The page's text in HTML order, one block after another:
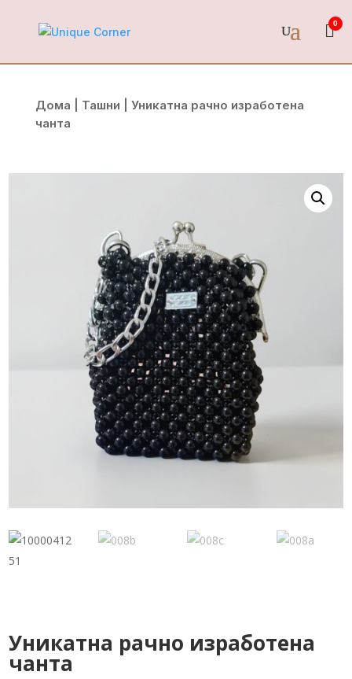
0
Дома Ташни | Уникатна рачно изработена
чанта
Уникатна рачно изработена
чанта